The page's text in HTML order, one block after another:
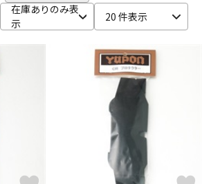
パーカッション
電子ピアノ
在庫ありのみ表
示
20 件表示